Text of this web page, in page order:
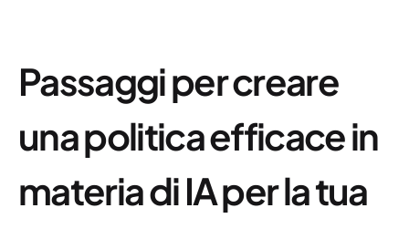
Passaggi per creare
una politica efficace in
materia di IA per la tua